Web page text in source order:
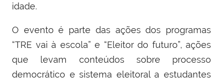
idade.
O evento é parte das ações dos programas
“TRE vai à escola” e “Eleitor do futuro”, ações
que levam conteúdos sobre processo
democrático e sistema eleitoral a estudantes